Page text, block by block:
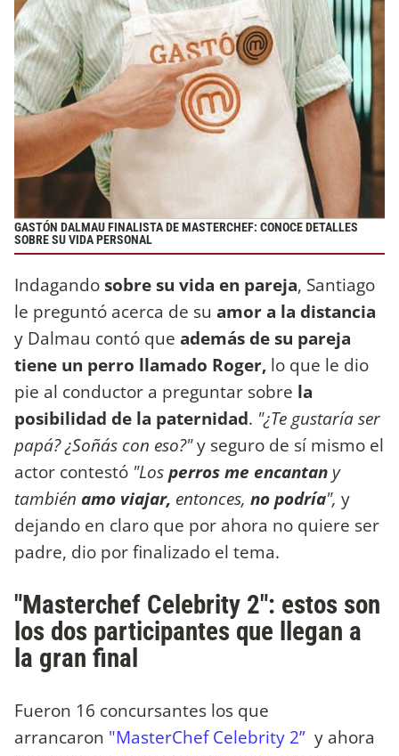
GASTÓN DALMAU FINALISTA DE MASTERCHEF: CONOCE DETALLES
SOBRE SU VIDA PERSONAL
Indagandosobre su vida en pareja, Santiago
le preguntó acerca de su amor a la distancia
y Dalmau contó que además de su pareja
tiene un perro llamado Roger, lo que le dio
pie al conductor a preguntar sobre la
posibilidad de la paternidad. "¿Te gustaría ser
papá? ¿Soñás con eso?"y seguro de sí mismo el
actor contestó "Losperros me encantan y
también amo viajar, entonces, no podría", y
dejando en claro que por ahora no quiere ser
padre, dio por finalizado el tema.
"Masterchef Celebrity 2": estos son
los dos participantes que llegan a
la gran final
Fueron 16 concursantes los que
arrancaron "MasterChef Celebrity 2” y ahora